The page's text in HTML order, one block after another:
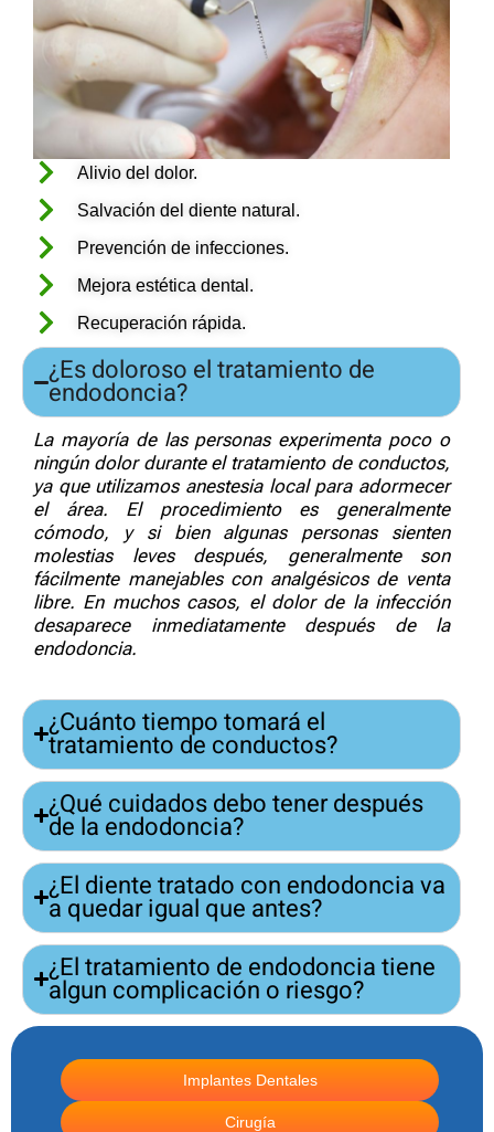
Alivio del dolor.
Salvación del diente natural.
Prevención de infecciones.
Mejora estética dental.
Recuperación rápida.
¿Es doloroso el tratamiento de
endodoncia?
La mayoría de las personas experimenta poco o
ningún dolor durante el tratamiento de conductos,
ya que utilizamos anestesia local para adormecer
el área. El procedimiento es generalmente
cómodo, y si bien algunas personas sienten
molestias leves después, generalmente son
fácilmente manejables con analgésicos de venta
libre. En muchos casos, el dolor de la infección
desaparece inmediatamente después de la
endodoncia.
¿Cuánto tiempo tomará el
tratamiento de conductos?
¿Qué cuidados debo tener después
de la endodoncia?
¿El diente tratado con endodoncia va
a quedar igual que antes?
¿El tratamiento de endodoncia tiene
algun complicación o riesgo?
Implantes Dentales
Cirugía